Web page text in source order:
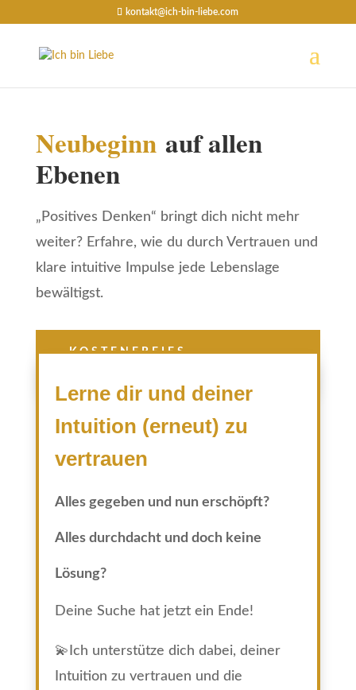
kontakt@ich-bin-liebe.com
Neubeginnauf allen
Ebenen
„Positives Denken“ bringt dich nicht mehr
weiter? Erfahre, wie du durch Vertrauen und
klare intuitive Impulse jede Lebenslage
bewältigst.
KOSTENFREIES
Lerne dir und deiner
Intuition (erneut) zu
vertrauen
Alles gegeben und nun erschöpft?
Alles durchdacht und doch keine
Lösung?
Deine Suche hat jetzt ein Ende!
💫Ich unterstütze dich dabei, deiner
Intuition zu vertrauen und die